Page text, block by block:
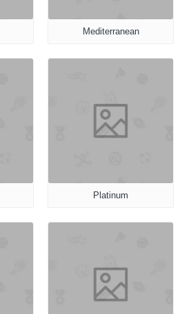
Mediterranean
Platinum